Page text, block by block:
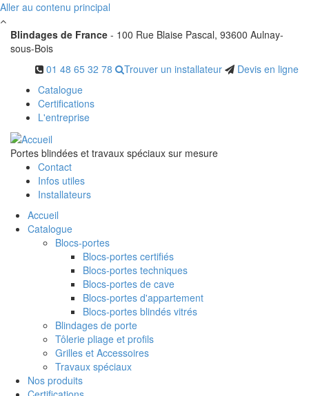
Aller au contenu principal
Blindages de France - 100 Rue Blaise Pascal, 93600 Aulnay-
sous-Bois
01 48 65 32 78
Trouver un installateur
Devis en ligne
Catalogue
Certifications
L'entreprise
Portes blindées et travaux spéciaux sur mesure
Contact
Infos utiles
Installateurs
Accueil
Catalogue
Blocs-portes
Blocs-portes certifiés
Blocs-portes techniques
Blocs-portes de cave
Blocs-portes d'appartement
Blocs-portes blindés vitrés
Blindages de porte
Tôlerie pliage et profils
Grilles et Accessoires
Travaux spéciaux
Nos produits
Cookies management panel